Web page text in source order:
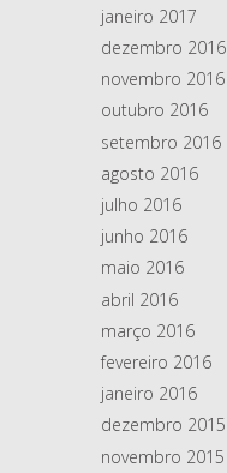
janeiro 2017
dezembro 2016
novembro 2016
outubro 2016
setembro 2016
agosto 2016
julho 2016
junho 2016
maio 2016
abril 2016
março 2016
fevereiro 2016
janeiro 2016
dezembro 2015
novembro 2015